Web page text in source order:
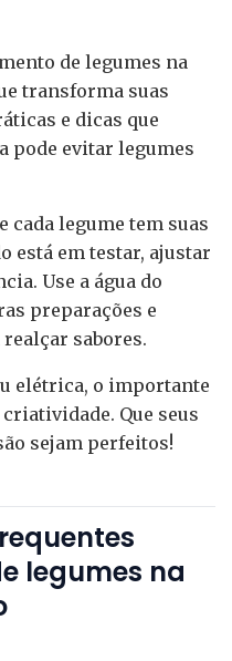
de legumes na
transforma suas
e dicas que
pode evitar legumes
cada legume tem suas
está em testar, ajustar
Use a água do
preparações e
sabores.
elétrica, o importante
Que seus
sejam perfeitos!
legumes na